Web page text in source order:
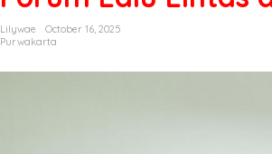
Lilywae
October 16, 2025
Purwakarta